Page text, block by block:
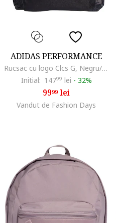
ADIDAS PERFORMANCE
Rucsac cu logo Clcs G, Negru/Mov inchis
Initial: 14799 lei - 32%
9999lei
Vandut de Fashion Days